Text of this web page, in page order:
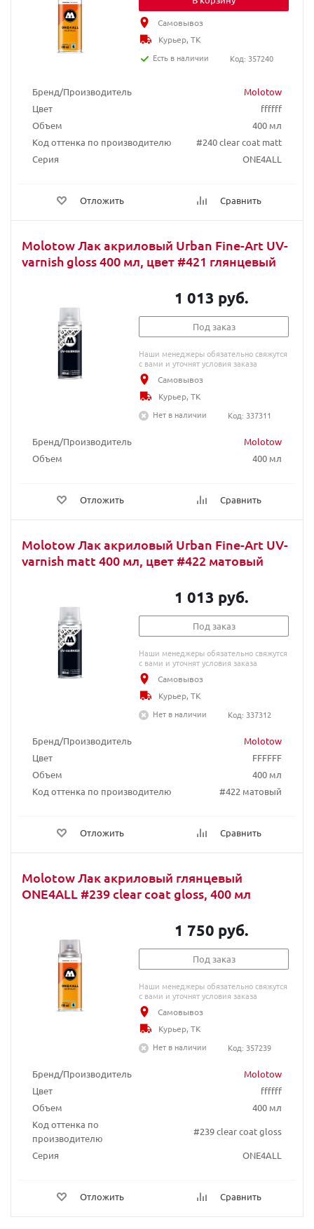
Бренд/Производитель
Molotow
Цвет
ffffff
Объем
400 мл
Код оттенка по производителю
#240 clear coat matt
Серия
ONE4ALL
Отложить Сравнить
Самовывоз
Курьер, ТК
Есть в наличии
Код: 357240
Molotow Лак акриловый Urban Fine-Art UV-
varnish gloss 400 мл, цвет #421 глянцевый
Бренд/Производитель
Molotow
Объем
400 мл
Отложить Сравнить
1 013 руб.
Под заказ
Наши менеджеры обязательно свяжутся
с вами и уточнят условия заказа
Самовывоз
Курьер, ТК
Нет в наличии
Код: 337311
Molotow Лак акриловый Urban Fine-Art UV-
varnish matt 400 мл, цвет #422 матовый
Бренд/Производитель
Molotow
Цвет
FFFFFF
Объем
400 мл
Код оттенка по производителю
#422 матовый
Отложить Сравнить
1 013 руб.
Под заказ
Наши менеджеры обязательно свяжутся
с вами и уточнят условия заказа
Самовывоз
Курьер, ТК
Нет в наличии
Код: 337312
Molotow Лак акриловый глянцевый
ONE4ALL #239 clear coat gloss, 400 мл
Бренд/Производитель
Molotow
Цвет
ffffff
Объем
400 мл
Код оттенка по
производителю
#239 clear coat gloss
Серия
ONE4ALL
Отложить Сравнить
1 750 руб.
Под заказ
Наши менеджеры обязательно свяжутся
с вами и уточнят условия заказа
Самовывоз
Курьер, ТК
Нет в наличии
Код: 357239